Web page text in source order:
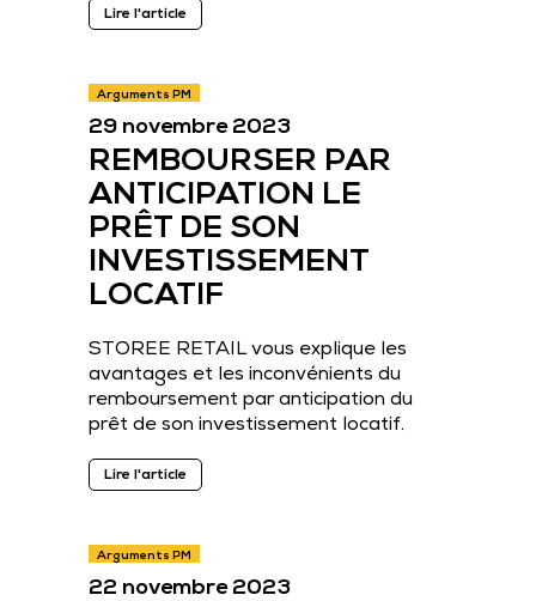
Lire l'article
Arguments PM
29 novembre 2023
REMBOURSER PAR
ANTICIPATION LE
PRÊT DE SON
INVESTISSEMENT
LOCATIF
STOREE RETAIL vous explique les
avantages et les inconvénients du
remboursement par anticipation du
prêt de son investissement locatif.
Lire l'article
Arguments PM
22 novembre 2023